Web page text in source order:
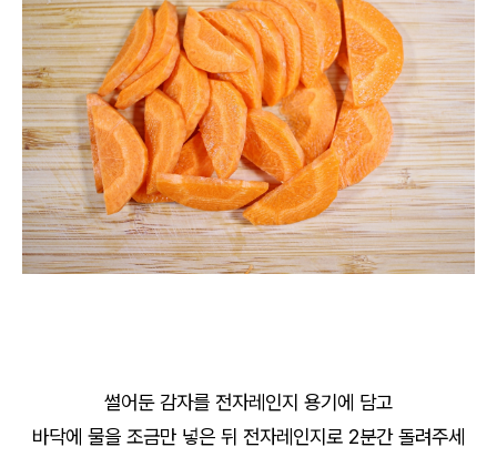
썰어둔 감자를 전자레인지 용기에 담고
바닥에 물을 조금만 넣은 뒤 전자레인지로 2분간 돌려주세